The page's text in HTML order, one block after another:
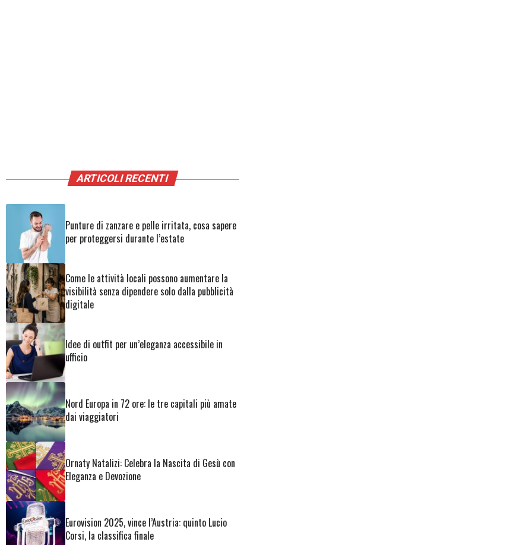
ARTICOLI RECENTI
Punture di zanzare e pelle irritata, cosa sapere
per proteggersi durante l’estate
Come le attività locali possono aumentare la
visibilità senza dipendere solo dalla pubblicità
digitale
Idee di outfit per un’eleganza accessibile in
ufficio
Nord Europa in 72 ore: le tre capitali più amate
dai viaggiatori
Ornaty Natalizi: Celebra la Nascita di Gesù con
Eleganza e Devozione
Eurovision 2025, vince l’Austria: quinto Lucio
Corsi, la classifica finale